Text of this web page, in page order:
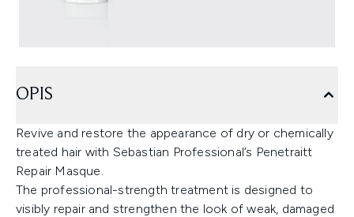
OPIS
Revive and restore the appearance of dry or chemically
treated hair with Sebastian Professional’s Penetraitt
Repair Masque.
The professional-strength treatment is designed to
visibly repair and strengthen the look of weak, damaged